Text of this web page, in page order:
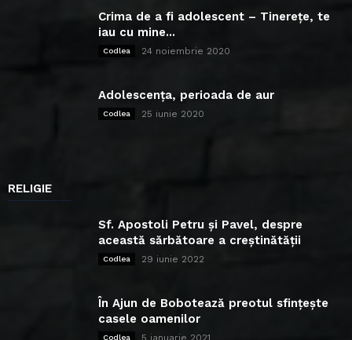
Crima de a fi adolescent – Tinerețe, te
iau cu mine...
Codlea 24 noiembrie 2020
Adolescența, perioada de aur
Codlea 25 iunie 2020
RELIGIE
Sf. Apostoli Petru și Pavel, despre
această sărbătoare a creștinătății
Codlea 29 iunie 2022
În Ajun de Bobotează preotul sfințește
casele oamenilor
Codlea 5 ianuarie 2021